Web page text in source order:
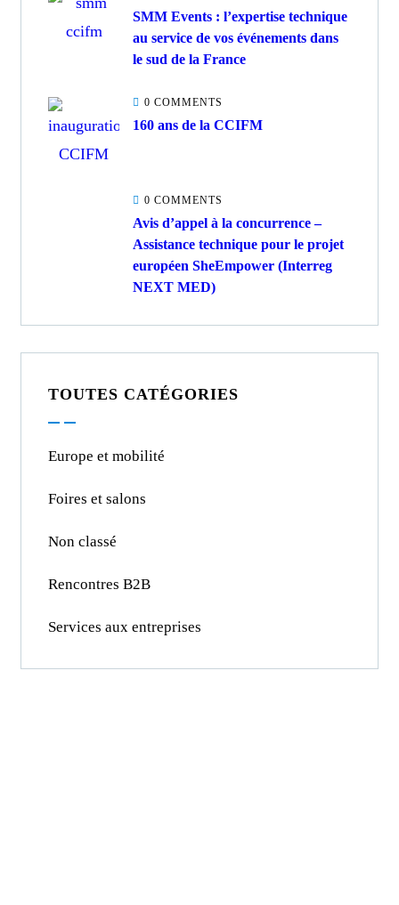
SMM Events : l’expertise technique
au service de vos événements dans
le sud de la France
0 COMMENTS
160 ans de la CCIFM
0 COMMENTS
Avis d’appel à la concurrence –
Assistance technique pour le projet
européen SheEmpower (Interreg
NEXT MED)
TOUTES CATÉGORIES
Europe et mobilité
Foires et salons
Non classé
Rencontres B2B
Services aux entreprises